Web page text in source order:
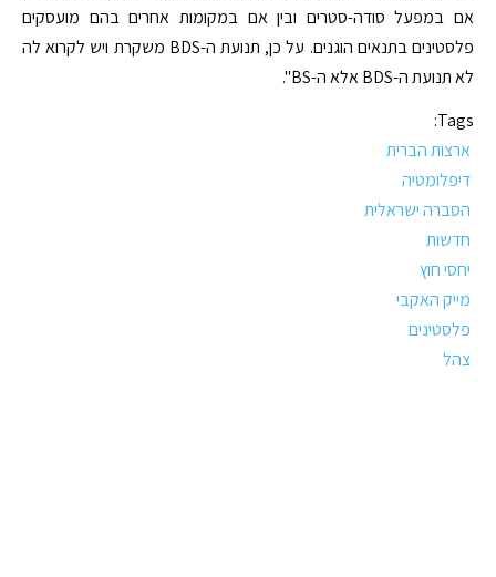
אם במפעל סודה-סטרים ובין אם במקומות אחרים בהם מועסקים
פלסטינים בתנאים הוגנים. על כן, תנועת ה-BDS משקרת ויש לקרוא לה
לא תנועת ה-BDS אלא ה-BS".
Tags:
ארצות הברית
דיפלומטיה
הסברה ישראלית
חדשות
יחסי חוץ
מייק האקבי
פלסטינים
צהל